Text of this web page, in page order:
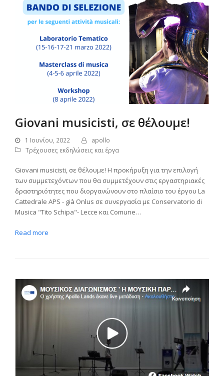
Giovani musicisti, σε θέλουμε!
1 Ιουνίου, 2022
apollo
Τρέχουσες εκδηλώσεις και έργα
Giovani musicisti, σε θέλουμε! Η προκήρυξη για την επιλογή
των συμμετεχόντων που θα συμμετέχουν στις εργαστηριακές
δραστηριότητες που διοργανώνουν στο πλαίσιο του έργου La
Cattedrale APS - già Onlus σε συνεργασία με Conservatorio di
Musica "Tito Schipa"- Lecce και Comune…
Read more